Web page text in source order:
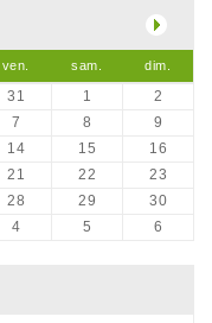
ven. sam. dim.
31 1
2
7 8
9
14 15
16
21 22
23
28 29
30
4 5 6